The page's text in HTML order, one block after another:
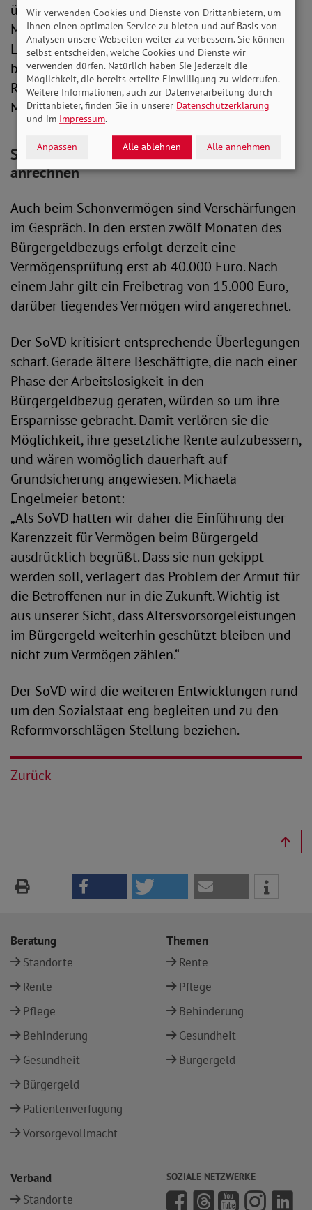
über kurz oder lang nur noch einen Teil der
Miete – für den anderen Teil müssen die
Leistungsbeziehenden selbst aufkommen. Das
bedeutet de facto eine Kürzung ihres
Regelsatzes. Denn der Regelbedarf ist nicht für
Mietzahlungen vorgesehen.“
SoVD: Altersvorsorge nicht auf Vermögen
anrechnen
Auch beim Schonvermögen sind Verschärfungen
im Gespräch. In den ersten zwölf Monaten des
Bürgergeldbezugs erfolgt derzeit eine
Vermögensprüfung erst ab 40.000 Euro. Nach
einem Jahr gilt ein Freibetrag von 15.000 Euro,
darüber liegendes Vermögen wird angerechnet.
Der SoVD kritisiert entsprechende Überlegungen
scharf. Gerade ältere Beschäftigte, die nach einer
Phase der Arbeitslosigkeit in den
Bürgergeldbezug geraten, würden so um ihre
Ersparnisse gebracht. Damit verlören sie die
Möglichkeit, ihre gesetzliche Rente aufzubessern,
und wären womöglich dauerhaft auf
Grundsicherung angewiesen. Michaela
Engelmeier betont:
„Als SoVD hatten wir daher die Einführung der
Karenzzeit für Vermögen beim Bürgergeld
ausdrücklich begrüßt. Dass sie nun gekippt
werden soll, verlagert das Problem der Armut für
die Betroffenen nur in die Zukunft. Wichtig ist
aus unserer Sicht, dass Altersvorsorgeleistungen
im Bürgergeld weiterhin geschützt bleiben und
nicht zum Vermögen zählen.“
Der SoVD wird die weiteren Entwicklungen rund
um den Sozialstaat eng begleiten und zu den
Reformvorschlägen Stellung beziehen.
Zurück
Beratung
Standorte
Rente
Pflege
Behinderung
Gesundheit
Bürgergeld
Patientenverfügung
Vorsorgevollmacht
Themen
Rente
Pflege
Behinderung
Gesundheit
Bürgergeld
Verband
Standorte
SOZIALE NETZWERKE
Wir verwenden Cookies und Dienste von Drittanbietern, um
Ihnen einen optimalen Service zu bieten und auf Basis von
Analysen unsere Webseiten weiter zu verbessern. Sie können
selbst entscheiden, welche Cookies und Dienste wir
verwenden dürfen. Natürlich haben Sie jederzeit die
Möglichkeit, die bereits erteilte Einwilligung zu widerrufen.
Weitere Informationen, auch zur Datenverarbeitung durch
Drittanbieter, finden Sie in unserer Datenschutzerklärung
und im Impressum.
Anpassen Alle ablehnen Alle annehmen